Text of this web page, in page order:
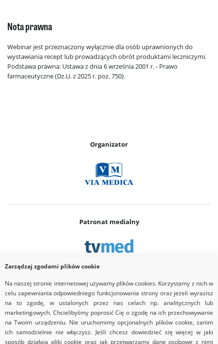
Nota prawna
Webinar jest przeznaczony wyłącznie dla osób uprawnionych do
wystawiania recept lub prowadzących obrót produktami leczniczymi.
Podstawa prawna: Ustawa z dnia 6 września 2001 r. - Prawo
farmaceutyczne (Dz.U. z 2025 r. poz. 750).
Organizator
Patronat medialny
Partner
Zarządzaj zgodami plików cookie
Na naszej stronie internetowej używamy plików cookies. Korzystamy z nich w
celu zapewniania odpowiedniego funkcjonowania strony oraz jeżeli wyrazisz
na to zgodę, w ustalonych przez nas celach np. analitycznych lub
marketingowych. Chcielibyśmy poprosić Cię o zgodę na ich przechowywanie
na Twoim urządzeniu. Nie uruchomimy opcjonalnych plików cookie, zanim
ich samodzielnie nie włączysz. Jeśli chcesz dowiedzieć się więcej w jaki
sposób działają pliki cookie oraz jak przetwarzamy dane osobowe z nimi